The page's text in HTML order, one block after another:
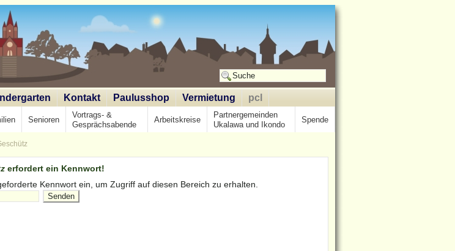
Kontakt Paulusshop Vermietung pcl
Senioren
Vortrags- &
Gesprächsabende
Arbeitskreise
Partnergemeinden
Ukalawa und Ikondo
Spende
erfordert ein Kennwort!
Kennwort ein, um Zugriff auf diesen Bereich zu erhalten.